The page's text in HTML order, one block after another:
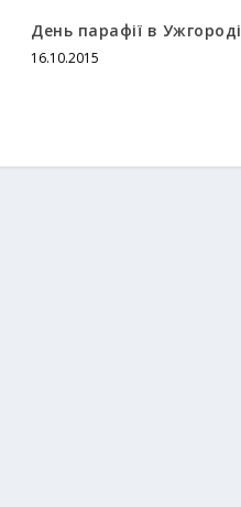
День парафії в Ужгороді
16.10.2015